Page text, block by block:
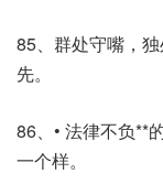
85、群处守嘴，
先。
86、• 法律不负**
一个样。